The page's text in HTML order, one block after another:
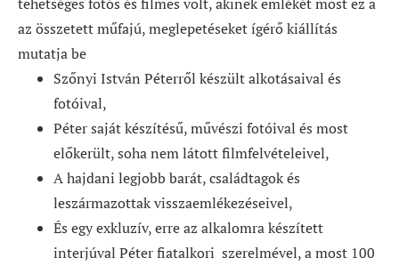
az összetett műfajú, meglepetéseket ígérő kiállítás
mutatja be
Szőnyi István Péterről készült alkotásaival és
fotóival,
Péter saját készítésű, művészi fotóival és most
előkerült, soha nem látott filmfelvételeivel,
A hajdani legjobb barát, családtagok és
leszármazottak visszaemlékezéseivel,
És egy exkluzív, erre az alkalomra készített
interjúval Péter fiatalkori szerelmével, a most 100